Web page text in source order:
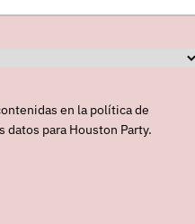
personal y las
en 2007, “Uncle
en la política de
para Houston Party.